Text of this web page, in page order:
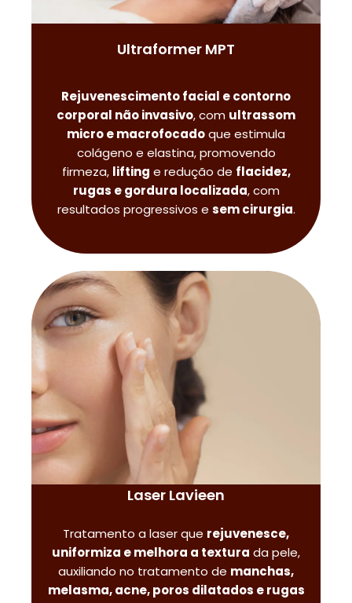
Ultraformer MPT
Rejuvenescimento facial e contorno
corporal não invasivo, com ultrassom
micro e macrofocadoque estimula
colágeno e elastina, promovendo
firmeza, lifting e redução de flacidez,
rugas e gordura localizada, com
resultados progressivos e sem cirurgia.
Laser Lavieen
Tratamento a laser que rejuvenesce,
uniformiza e melhora a textura da pele,
auxiliando no tratamento de manchas,
melasma, acne, poros dilatados e rugas